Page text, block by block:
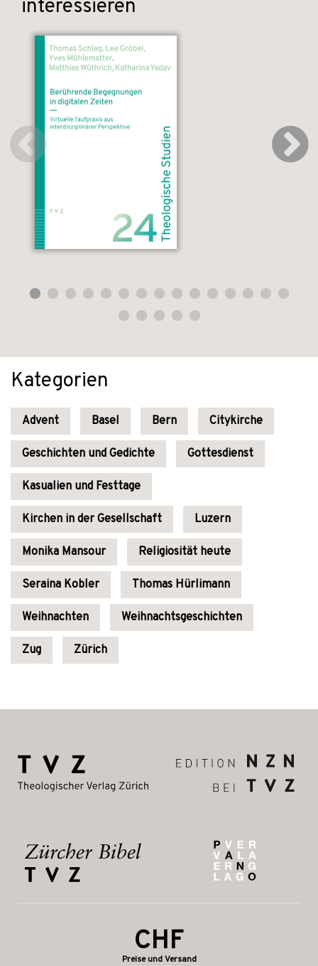
interessieren
Kategorien
Advent Basel Bern Citykirche
Geschichten und Gedichte Gottesdienst
Kasualien und Festtage
Kirchen in der Gesellschaft Luzern
Monika Mansour Religiosität heute
Seraina Kobler Thomas Hürlimann
Weihnachten Weihnachtsgeschichten
Zug Zürich
CHF
Preise und Versand